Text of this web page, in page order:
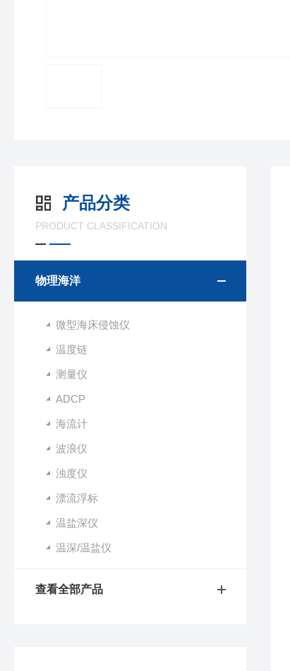
产品分类
PRODUCT CLASSIFICATION
物理海洋
微型海床侵蚀仪
温度链
测量仪
ADCP
海流计
波浪仪
浊度仪
漂流浮标
温盐深仪
温深/温盐仪
查看全部产品